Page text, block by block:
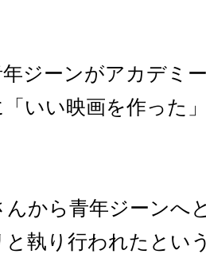
ジーンがアカデミ
いい映画を作った
から青年ジーンへ
執り行われたとい